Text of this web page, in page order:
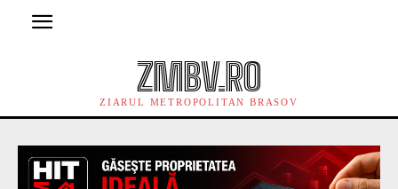
ZMBV.RO
ZIARUL METROPOLITAN BRASOV